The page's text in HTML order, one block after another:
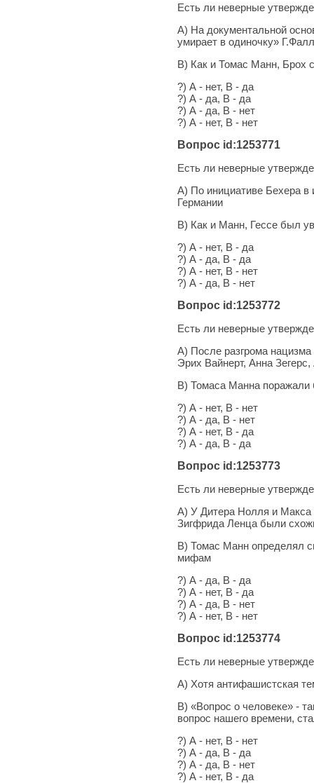
Есть ли неверные
А) На документальной
умирает в одиночку»
В) Как и Томас Манн, Брох
?) А - нет, В - да
?) А - да, В - да
?) А - да, В - нет
?) А - нет, В - нет
Вопрос id:1253771
Есть ли неверные
А) По инициативе Бехера в
Германии
В) Как и Манн, Гессе был
?) А - нет, В - да
?) А - да, В - да
?) А - нет, В - нет
?) А - да, В - нет
Вопрос id:1253772
Есть ли неверные
А) После разгрома нацизма
Эрих Вайнерт, Анна
В) Томаса Манна поражали
?) А - нет, В - нет
?) А - да, В - нет
?) А - нет, В - да
?) А - да, В - да
Вопрос id:1253773
Есть ли неверные
А) У Дитера Нолля и Макса
Зигфрида Ленца были
В) Томас Манн определял
мифам
?) А - да, В - да
?) А - нет, В - да
?) А - да, В - нет
?) А - нет, В - нет
Вопрос id:1253774
Есть ли неверные
А) Хотя антифашистская
В) «Вопрос о человеке» -
вопрос нашего времени,
?) А - нет, В - нет
?) А - да, В - да
?) А - да, В - нет
?) А - нет, В - да